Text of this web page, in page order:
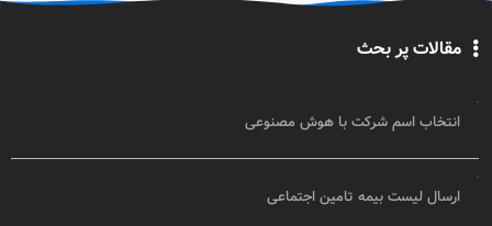
مقالات پر بحث
انتخاب اسم شرکت با هوش مصنوعی
ارسال لیست بیمه تامین اجتماعی